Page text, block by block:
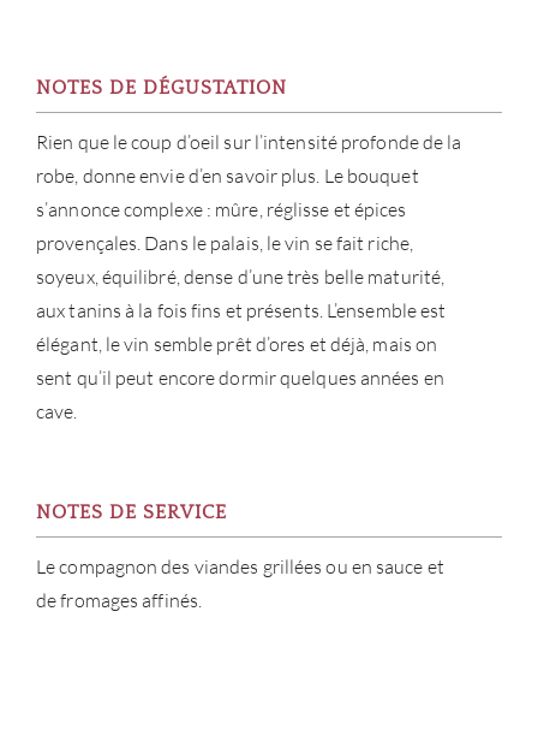
NOTES DE DÉGUSTATION
Rien que le coup d’oeil sur l’intensité profonde de la
robe, donne envie d’en savoir plus. Le bouquet
s’annonce complexe : mûre, réglisse et épices
provençales. Dans le palais, le vin se fait riche,
soyeux, équilibré, dense d’une très belle maturité,
aux tanins à la fois fins et présents. L’ensemble est
élégant, le vin semble prêt d’ores et déjà, mais on
sent qu’il peut encore dormir quelques années en
cave.
NOTES DE SERVICE
Le compagnon des viandes grillées ou en sauce et
de fromages affinés.